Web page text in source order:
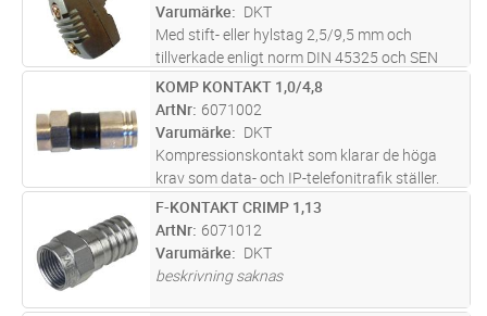
Varumärke
DKT
Med stift- eller hylstag 2,5/9,5 mm och
tillverkade enligt norm DIN 45325 och SEN
470515. Avsedd för inomhusledning.
ST Lägg i kundvagn
KOMP KONTAKT 1,0/4,8
ArtNr 6071002
Varumärke
DKT
Kompressionskontakt som klarar de höga
krav som data- och IP-telefonitrafik ställer.
Fuktskyddad på både kabel- och
kontaktänden. Monteras med verktyg E 16
322 05.
ST Lägg i kundvagn
F-KONTAKT CRIMP 1,13
ArtNr 6071012
Varumärke
DKT
beskrivning saknas